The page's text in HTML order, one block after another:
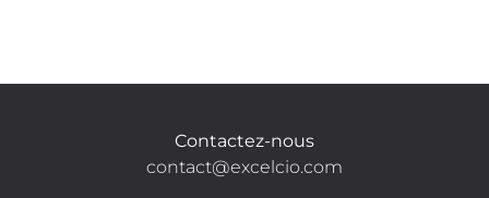
Contactez-nous
contact@excelcio.com